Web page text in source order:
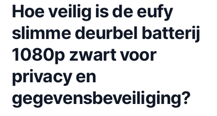
Hoe veilig is de eufy
slimme deurbel batterij
1080p zwart voor
privacy en
gegevensbeveiliging?